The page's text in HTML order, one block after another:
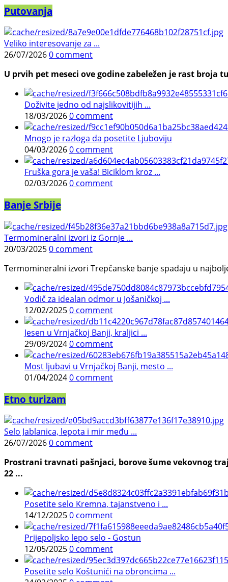
Putovanja
Veliko interesovanje za ...
26/07/20260 comment
U prvih pet meseci ove godine zabeležen je rast
Doživite jedno od najslikovitijih ...
18/03/20260 comment
Mnogo je razloga da posetite Ljuboviju
04/03/20260 comment
Fruška gora je vaša! Biciklom kroz ...
02/03/20260 comment
Banje Srbije
Termomineralni izvori iz Gornje ...
20/03/20250 comment
Termomineralni izvori Trepčanske banje spadaju u
Vodič za idealan odmor u Jošaničkoj ...
12/02/20250 comment
Jesen u Vrnjačkoj Banji, kraljici ...
29/09/20240 comment
Most ljubavi u Vrnjačkoj Banji, mesto ...
01/04/20240 comment
Etno turizam
Selo Jablanica, lepota i mir među ...
26/07/20260 comment
Prostrani travnati pašnjaci, borove šume vekovnog
22 ...
Posetite selo Kremna, tajanstveno i ...
14/12/20250 comment
Prijepoljsko lepo selo - Gostun
12/05/20250 comment
Posetite selo Koštunići na obroncima ...